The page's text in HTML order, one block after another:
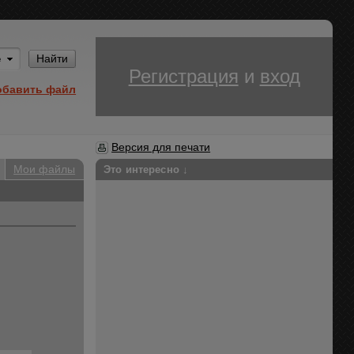
Найти
файл
Регистрация и вход
Версия для печати
Мои файлы
Это интересно ↓